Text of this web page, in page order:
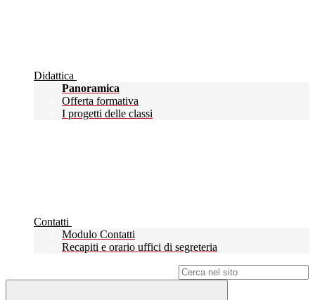
Didattica
Panoramica
Offerta formativa
I progetti delle classi
Contatti
Modulo Contatti
Recapiti e orario uffici di segreteria